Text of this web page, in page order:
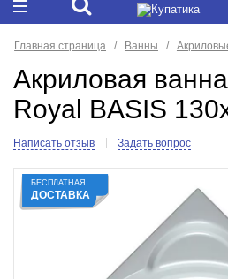
Главная страница Ванны
Акриловая
Royal BASIS
Написать отзыв Задать вопрос
БЕСПЛАТНАЯ
ДОСТАВКА